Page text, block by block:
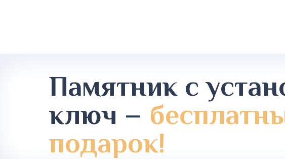
Памятник с
ключ –
подарок!